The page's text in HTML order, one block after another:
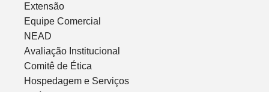
Extensão
Equipe Comercial
NEAD
Avaliação Institucional
Comitê de Ética
Hospedagem e Serviços